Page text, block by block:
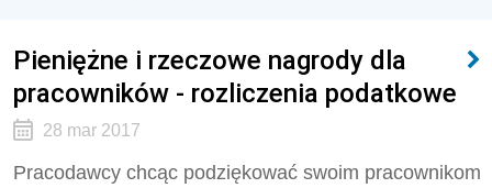
Pieniężne i rzeczowe nagrody dla
pracowników - rozliczenia podatkowe
28 mar 2017
Pracodawcy chcąc podziękować swoim pracownikom